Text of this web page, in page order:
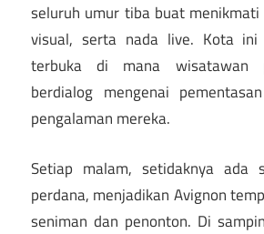
seluruh umur tiba buat
visual, serta nada live. Kota
terbuka di mana wisatawan
berdialog mengenai
pengalaman mereka.
Setiap malam, setidaknya ada
perdana, menjadikan Avignon
seniman dan penonton. Di